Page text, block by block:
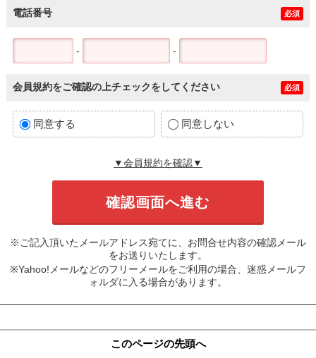
電話番号 必須
- -
会員規約をご確認の上チェックをしてください 必須
同意する 同意しない
▼会員規約を確認▼
※ご記入頂いたメールアドレス宛てに、お問合せ内容の確認メール
をお送りいたします。
※Yahoo!メールなどのフリーメールをご利用の場合、迷惑メールフ
ォルダに入る場合があります。
このページの先頭へ